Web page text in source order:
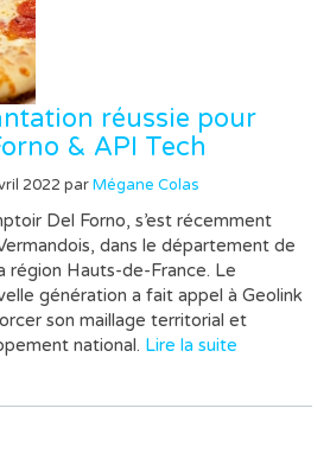
réussie pour
& API Tech
2022 parMégane Colas
Del Forno, s’est récemment
dans le département de
région Hauts-de-France. Le
génération a fait appel à Geolink
son maillage territorial et
national. Lire la suite